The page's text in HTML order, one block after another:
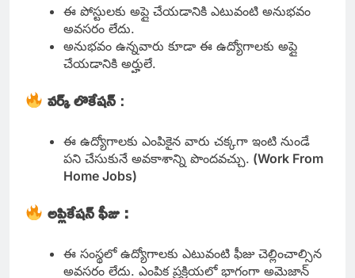
ఈ పోస్టులకు అప్లై చేయడానికి ఎటువంటి అనుభవం
అవసరం లేదు.
అనుభవం ఉన్నవారు కూడా ఈ ఉద్యోగాలకు అప్లై
చేయడానికి అర్హులే.
వర్క్ లొకేషన్:
ఈ ఉద్యోగాలకు ఎంపికైన వారు చక్కగా ఇంటి నుండే
పని చేసుకునే అవకాశాన్ని పొందవచ్చు. (Work From
Home Jobs)
అప్లికేషన్ ఫీజు :
ఈ సంస్థలో ఉద్యోగాలకు ఎటువంటి ఫీజు చెల్లించాల్సిన
అవసరం లేదు. ఎంపిక ప్రక్రియలో భాగంగా అమెజాన్